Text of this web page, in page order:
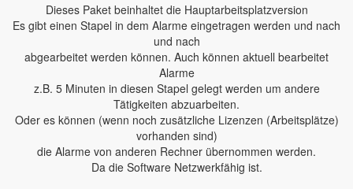
Dieses Paket beinhaltet die Hauptarbeitsplatzversion
Es gibt einen Stapel in dem Alarme eingetragen werden und nach
und nach
abgearbeitet werden können. Auch können aktuell bearbeitet
Alarme
z.B. 5 Minuten in diesen Stapel gelegt werden um andere
Tätigkeiten abzuarbeiten.
Oder es können (wenn noch zusätzliche Lizenzen (Arbeitsplätze)
vorhanden sind)
die Alarme von anderen Rechner übernommen werden.
Da die Software Netzwerkfähig ist.